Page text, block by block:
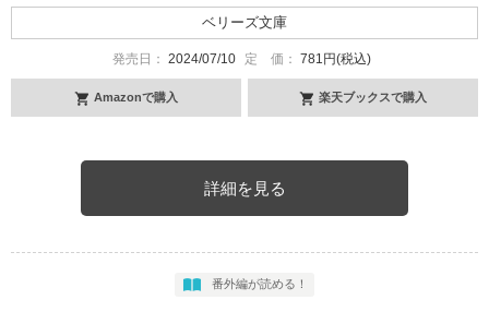
ベリーズ文庫
発売日： 2024/07/10 定 価： 781円(税込)
Amazonで購入 楽天ブックスで購入
詳細を見る
番外編が読める！